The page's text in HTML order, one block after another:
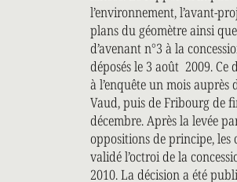
l’environnement, l’avant-
plans du géomètre ainsi
d’avenant n°3 à la
déposés le 3 août 2009. Ce
à l’enquête un mois auprès
Vaud, puis de Fribourg de
décembre. Après la levée
oppositions de principe, les
validé l’octroi de la
2010. La décision a été